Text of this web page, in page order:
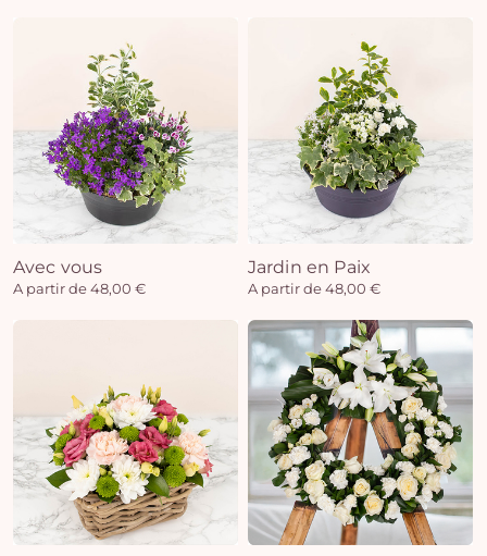
Avec vous
A partir de 48,00 €
Jardin en Paix
A partir de 48,00 €